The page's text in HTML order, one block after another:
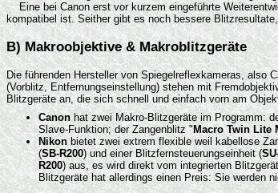
Eine bei Canon erst vor kurzem eingeführte
kompatibel ist. Seither gibt es noch bessere
B) Makroobjektive & Makroblitzgeräte
Die führenden Hersteller von Spiegelreflexkameras, also
(Vorblitz, Entfernungseinstellung) stehen mit
Blitzgeräte an, die sich schnell und einfach vorn am
Canonhat zwei Makro-Blitzgeräte im Programm:
Slave-Funktion; der Zangenblitz "Macro Twin Lite
Nikon bietet zwei extrem flexible weil kabellose
(SB-R200) und einer Blitzfernsteuerungseinheit (
R200) aus, es wird direkt vom integrierten
Blitzgeräte hat allerdings einen Preis: Sie werden